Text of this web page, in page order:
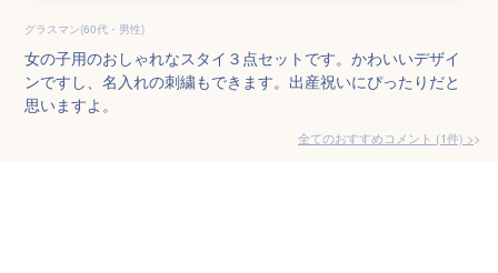
グラスマン(60代・男性)
女の子用のおしゃれなスタイ３点セットです。かわいいデザイ
ンですし、名入れの刺繍もできます。出産祝いにぴったりだと
思いますよ。
全てのおすすめコメント (1件) >